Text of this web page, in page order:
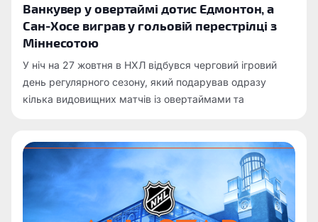
Ванкувер у овертаймі дотис Едмонтон, а
Сан-Хосе виграв у гольовій перестрілці з
Міннесотою
У ніч на 27 жовтня в НХЛ відбувся черговий ігровий
день регулярного сезону, який подарував одразу
кілька видовищних матчів із овертаймами та